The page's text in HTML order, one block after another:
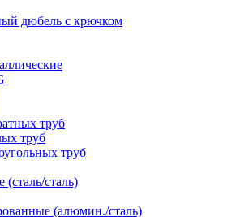
дюбель с крючком
труб
труб
труб
сталь)
(алюмин./сталь)